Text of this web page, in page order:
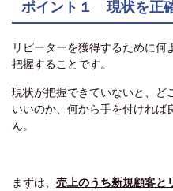
ポイント１ 現状を正
リピーターを獲得するために何
把握することです。
現状が把握できていないと、ど
いいのか、何から手を付ければ
ん。
まずは、 売上のうち新規顧客と